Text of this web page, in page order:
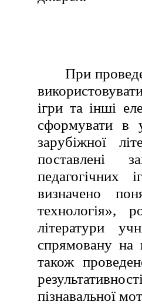
При
ігри та інші
сформувати в
зарубіжної
поставлені
педагогічних
визначено
технологія»,
літератури
спрямовану на
також
пізнавальної